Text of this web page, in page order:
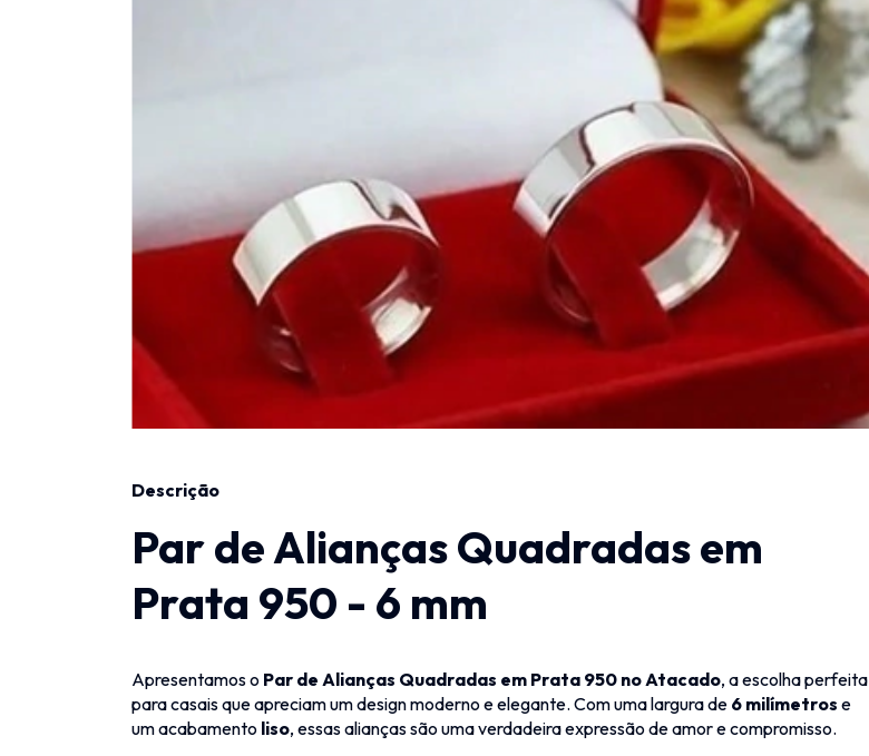
Descrição
Par de Alianças Quadradas em
Prata 950 - 6 mm
Apresentamos o Par de Alianças Quadradas em Prata 950 no Atacado, a escolha perfeita
para casais que apreciam um design moderno e elegante. Com uma largura de 6 milímetros e
um acabamento liso, essas alianças são uma verdadeira expressão de amor e compromisso.